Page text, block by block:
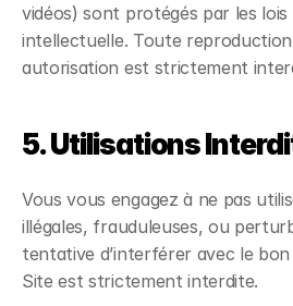
vidéos) sont protégés par les
intellectuelle. Toute
autorisation est strictement
5. Utilisations
Vous vous engagez à ne pas
illégales, frauduleuses, ou
tentative d’interférer avec le
Site est strictement interdite.